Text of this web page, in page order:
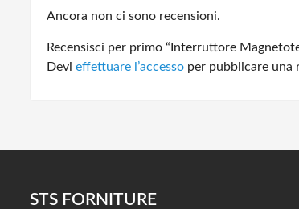
Ancora non ci sono recensioni.
Recensisci per primo “Interruttore
Devi effettuare l’accesso per pubblicare una
STS FORNITURE